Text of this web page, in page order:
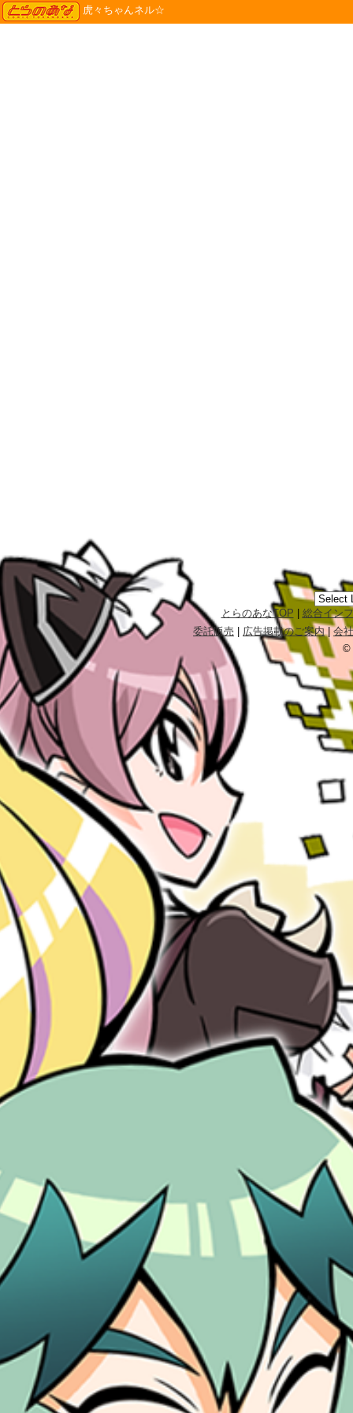
TORANOANA
虎々ちゃんネル☆
とらのあなTOP
総合イン
委託販売
広告掲載のご案内|会
©